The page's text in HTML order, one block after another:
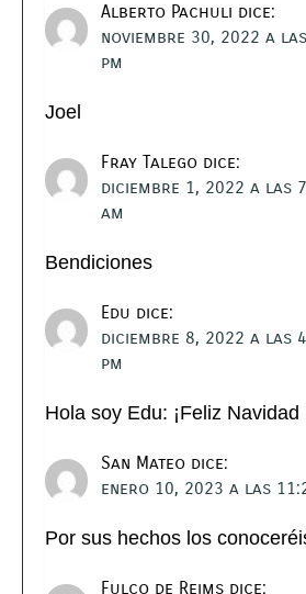
Alberto Pachuli dice:
noviembre 30, 2022 a
pm
Joel
Fray Talego dice:
diciembre 1, 2022 a las
am
Bendiciones
Edu dice:
diciembre 8, 2022 a las
pm
Hola soy Edu: ¡Feliz Navidad
San Mateo dice:
enero 10, 2023 a las
Por sus hechos los
Fulco de Reims dice: